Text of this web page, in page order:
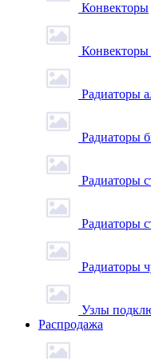
Конвекторы
Радиаторы
Радиаторы
Радиаторы
Радиаторы
Радиаторы
Узлы
Распродажа